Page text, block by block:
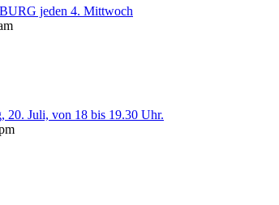
jeden 4. Mittwoch
20. Juli, von 18 bis 19.30 Uhr.